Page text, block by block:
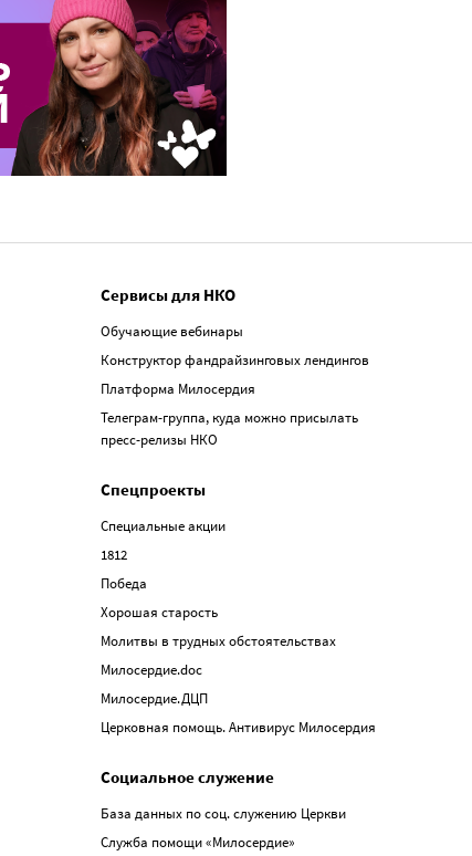
Сервисы для НКО
Обучающие вебинары
Конструктор фандрайзинговых лендингов
Платформа Милосердия
Телеграм-группа, куда можно присылать
пресс-релизы НКО
Спецпроекты
Специальные акции
1812
Победа
Хорошая старость
Молитвы в трудных обстоятельствах
Милосердие.doc
Милосердие.ДЦП
Церковная помощь. Антивирус Милосердия
Социальное служение
База данных по соц. служению Церкви
Служба помощи «Милосердие»